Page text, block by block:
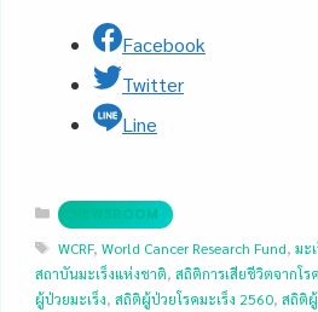
Facebook
Twitter
Line
Categories
NEWSROOM
Tags
WCRF,World Cancer Research Fund,มะ
สถาบันมะเร็งแห่งชาติ, สถิติการเสียชีวิตจากโร
ผู้ป่วยมะเร็ง, สถิติผู้ป่วยโรคมะเร็ง 2560, สถิติผู้